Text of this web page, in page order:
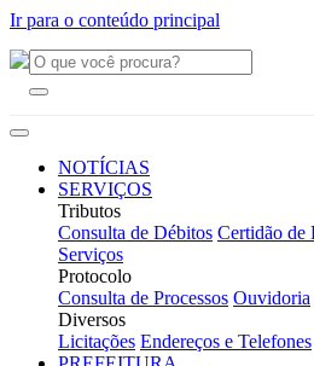
Ir para o conteúdo principal
NOTÍCIAS
SERVIÇOS
Tributos
Consulta de Débitos Certidão de
Serviços
Protocolo
Consulta de Processos Ouvidoria
Diversos
Licitações Endereços e Telefones